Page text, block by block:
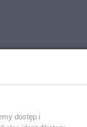
dostęp i